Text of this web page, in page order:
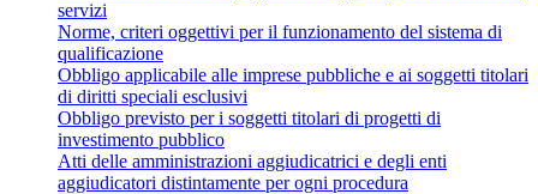
servizi
Norme, criteri oggettivi per il funzionamento del sistema di
qualificazione
Obbligo applicabile alle imprese pubbliche e ai soggetti titolari
di diritti speciali esclusivi
Obbligo previsto per i soggetti titolari di progetti di
investimento pubblico
Atti delle amministrazioni aggiudicatrici e degli enti
aggiudicatori distintamente per ogni procedura